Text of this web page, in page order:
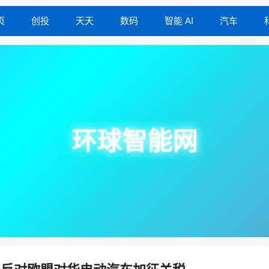
创投 天天 数码 智能 AI 汽车
环球智能网